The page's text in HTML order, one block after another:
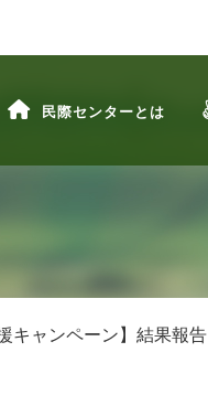
民際センターとは
キャンペーン】結果報告